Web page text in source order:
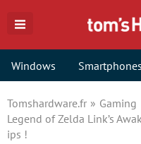
Windows Smartphones
Tomshardware.fr Gaming
Legend of Zelda Link’s
ips !